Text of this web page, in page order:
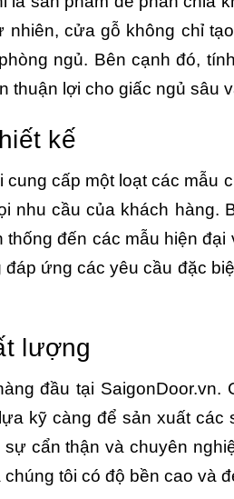
nhiên, cửa gỗ không chỉ
ngủ. Bên cạnh đó,
thuận lợi cho giấc ngủ sâu
kế
cung cấp một loạt các mẫu
nhu cầu của khách hàng.
đến các mẫu hiện
đáp ứng các yêu cầu đặc
lượng
đầu tại
kỹ càng để sản xuất các
cẩn thận và chuyên
tôi có độ bền cao và